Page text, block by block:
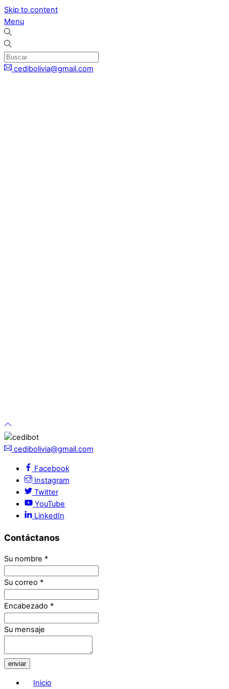
Skip to content
Menu
cedibolivia@gmail.com
cedibolivia@gmail.com
Facebook
Instagram
Twitter
YouTube
LinkedIn
Contáctanos
Su nombre *
Su correo *
Encabezado *
Su mensaje
enviar
Inicio